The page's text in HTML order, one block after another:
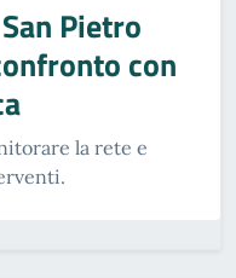
Pietro
con
la rete e